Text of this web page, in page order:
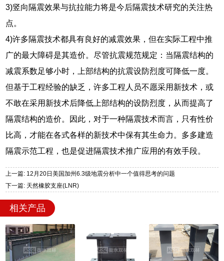
3)竖向隔震效果与抗拉能力将是今后隔震技术研究的关注热
点。
4)许多隔震技术都具有良好的减震效果，但在实际工程中推
广的最大障碍是其造价。尽管抗震规范规定：当隔震结构的
减震系数足够小时，上部结构的抗震设防烈度可降低一度。
但基于工程经验的缺乏，许多工程人员不愿采用新技术，或
不敢在采用新技术后降低上部结构的设防烈度，从而提高了
隔震结构的造价。因此，对于一种隔震技术而言，只有性价
比高，才能在各式各样的新技术中保有其生命力。多多建造
隔震示范工程，也是促进隔震技术推广应用的有效手段。
上一篇: 12月20日美国加州6.3级地震分析中一个值得思考的问题
下一篇: 天然橡胶支座(LNR)
相关产品